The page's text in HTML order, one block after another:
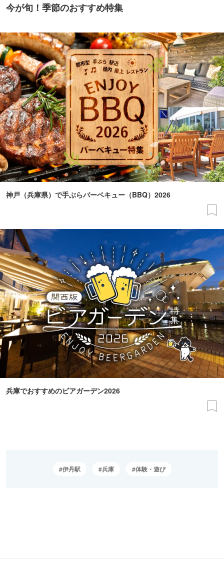
今が旬！季節のおすすめ特集
神戸（兵庫県）で手ぶらバーベキュー（BBQ）2026
兵庫でおすすめのビアガーデン2026
伊丹駅 兵庫 体験・遊び